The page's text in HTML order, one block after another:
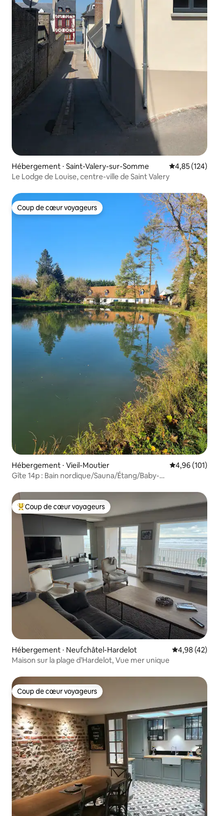
Hébergement ⋅ Saint-Valery-sur-Somme Évaluation
4,85 (124)
Le Lodge de Louise, centre-ville de Saint Valery
Coup de cœur voyageurs
Coup de cœur voyageurs
Hébergement ⋅ Vieil-Moutier Évaluation
4,96 (101)
Gîte 14p : Bain nordique/Sauna/Étang/Baby-
Coups de cœur voyageurs les plus appréciés
Coup de cœur voyageurs
Hébergement ⋅ Neufchâtel-Hardelot Évaluation
4,98 (42)
Maison sur la plage d’Hardelot, Vue mer unique
Coup de cœur voyageurs
Coup de cœur voyageurs